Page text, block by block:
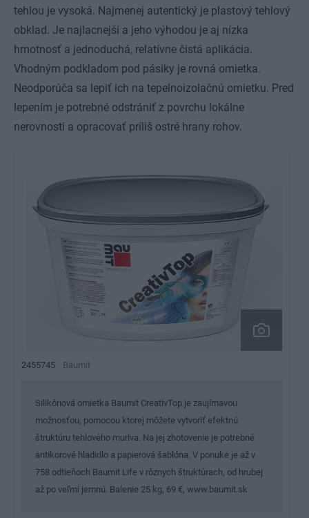
tehlou je vysoká. Najmenej autentický je plastový tehlový
obklad. Je najlacnejší a jeho výhodou je aj nízka
hmotnosť a jednoduchá, relatívne čistá aplikácia.
Vhodným podkladom pod pásiky je rovná omietka.
Neodporúča sa lepiť ich na tepelnoizolačnú omietku. Pred
lepením je potrebné odstrániť z povrchu lokálne
nerovnosti a opracovať príliš ostré hrany rohov.
2455745 Baumit
Silikónová omietka Baumit CreativTop je zaujímavou
možnosťou, pomocou ktorej môžete vytvoriť efektnú
štruktúru tehlového muriva. Na jej zhotovenie je potrebné
antikorové hladidlo a papierová šablóna. V ponuke je až v
758 odtieňoch Baumit Life v rôznych štruktúrach, od hrubej
až po veľmi jemnú. Balenie 25 kg, 69 €, www.baumit.sk